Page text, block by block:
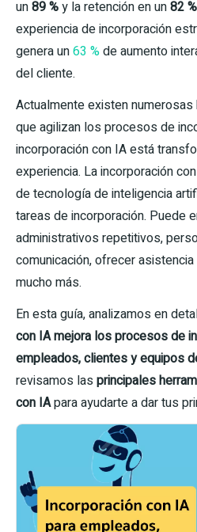
un89 %y la retención en un82 %
experiencia de incorporación
genera un63 %de aumento
del cliente.
Actualmente existen
que agilizan los procesos de
incorporación con IA está
experiencia. La incorporación
de tecnología de inteligencia
tareas de incorporación. Puede
administrativos repetitivos,
comunicación, ofrecer
mucho más.
En esta guía, analizamos en
con IA mejora los procesos de
empleados, clientes y equipos
revisamos las principales
con IApara ayudarte a dar tus